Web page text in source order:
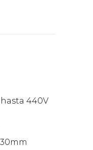
440V